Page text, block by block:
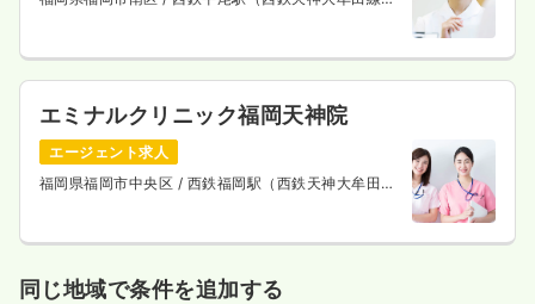
エミナルクリニック福岡天神院
エージェント求人
福岡県福岡市中央区 / 西鉄福岡駅（西鉄天神大牟田
同じ地域で条件を追加する